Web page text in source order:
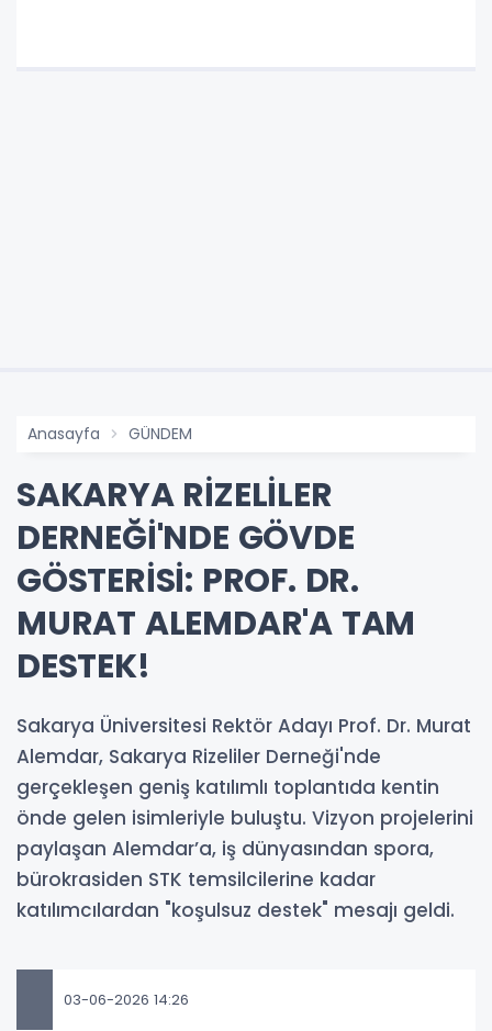
Anasayfa GÜNDEM
SAKARYA RİZELİLER
DERNEĞİ'NDE GÖVDE
GÖSTERİSİ: PROF. DR.
MURAT ALEMDAR'A TAM
DESTEK!
Sakarya Üniversitesi Rektör Adayı Prof. Dr. Murat
Alemdar, Sakarya Rizeliler Derneği'nde
gerçekleşen geniş katılımlı toplantıda kentin
önde gelen isimleriyle buluştu. Vizyon projelerini
paylaşan Alemdar’a, iş dünyasından spora,
bürokrasiden STK temsilcilerine kadar
katılımcılardan "koşulsuz destek" mesajı geldi.
03-06-2026 14:26